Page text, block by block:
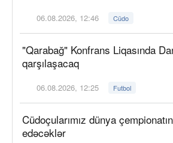
06.08.2026, 12:46 Cüdo
"Qarabağ" Konfrans Liqasında
qarşılaşacaq
06.08.2026, 12:25 Futbol
Cüdoçularımız dünya
edəcəklər